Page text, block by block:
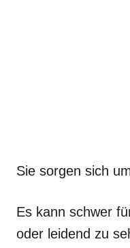
Sie sorgen sich
Es kann schwer
oder leidend zu